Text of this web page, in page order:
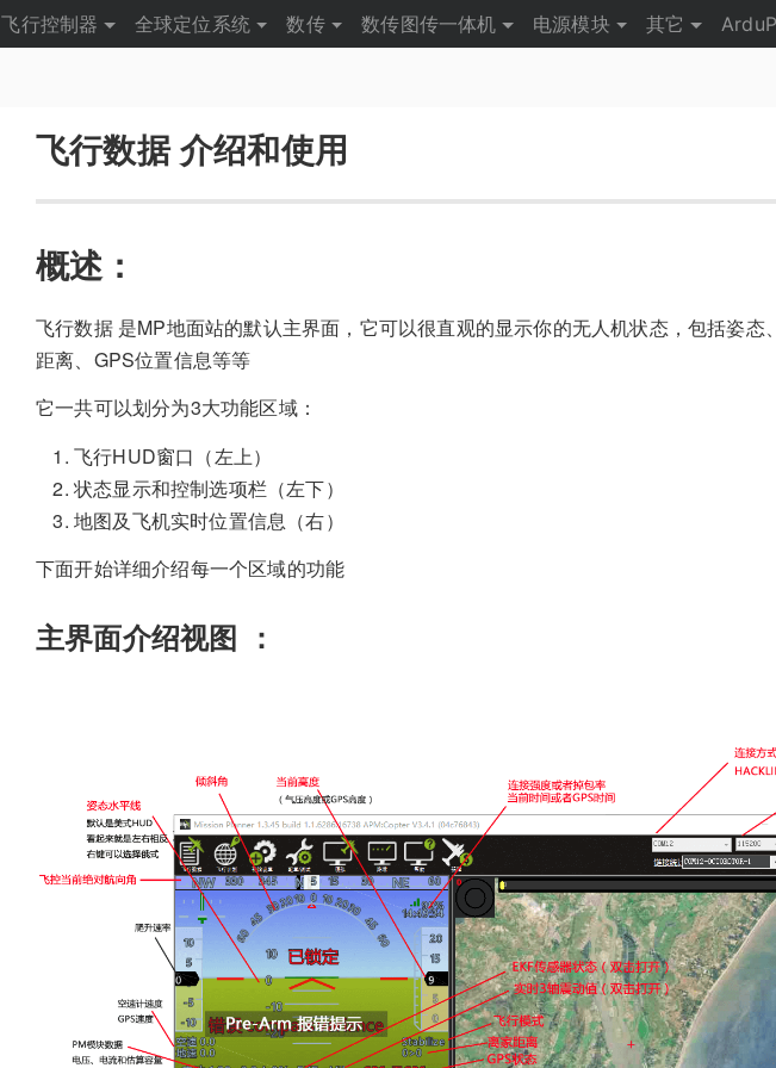
飞行控制器 全球定位系统 数传 数传图传一体机 电源模块 其它
飞行数据 介绍和使用
概述：
飞行数据 是MP地面站的默认主界面，它可以很直观的显示你的无人机状态，包括姿态
距离、GPS位置信息等等
它一共可以划分为3大功能区域：
飞行HUD窗口（左上）
状态显示和控制选项栏（左下）
地图及飞机实时位置信息（右）
下面开始详细介绍每一个区域的功能
主界面介绍视图 ：